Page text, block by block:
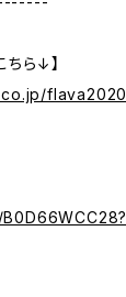
ちら↓】